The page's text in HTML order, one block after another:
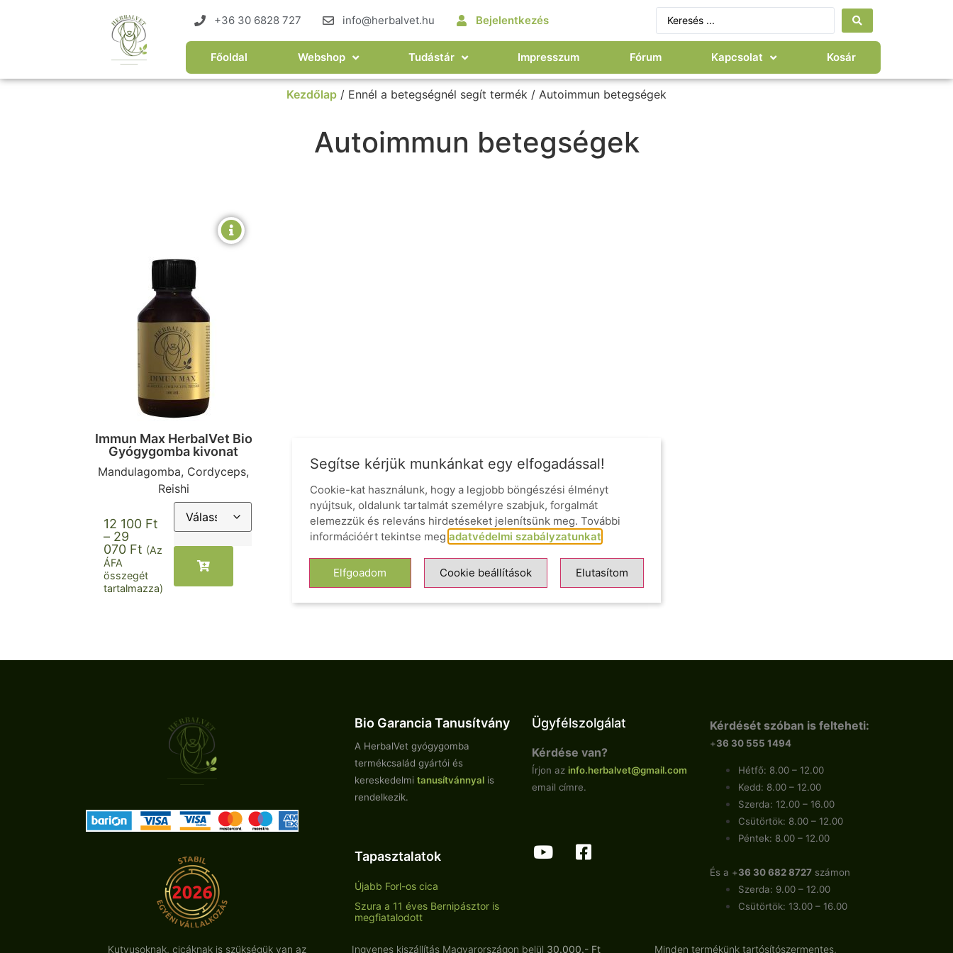
+36 30 6828 727 info@herbalvet.hu Bejelentkezés
Főoldal Webshop Tudástár Impresszum Fórum Kapcsolat Kosár
Kezdőlap / Ennél a betegségnél segít termék / Autoimmun betegségek
Autoimmun betegségek
Immun Max HerbalVet Bio
Gyógygomba kivonat
Mandulagomba, Cordyceps,
Reishi
12 100 Ft
– 29
070 Ft (Az
ÁFA
összegét
tartalmazza)
Bio Garancia Tanusítvány
A HerbalVet gyógygomba
termékcsalád gyártói és
kereskedelmi tanusítvánnyalis
rendelkezik.
Tapasztalatok
Újabb Forl-os cica
Szura a 11 éves Bernipásztor is
megfiatalodott
Ügyfélszolgálat
Kérdése van?
Írjon az info.herbalvet@gmail.com
email címre.
Kérdését szóban is felteheti:
+36 30 555 1494
Hétfő: 8.00 – 12.00
Kedd: 8.00 – 12.00
Szerda: 12.00 – 16.00
Csütörtök: 8.00 – 12.00
Péntek: 8.00 – 12.00
És a +36 30 682 8727 számon
Szerda: 9.00 – 12.00
Csütörtök: 13.00 – 16.00
Kutyusoknak, cicáknak is szükségük van az Ingyenes kiszállítás Magyarországon belül 30.000.- Ft Minden termékünk tartósítószermentes,
Segítse kérjük munkánkat egy elfogadással!
Cookie-kat használunk, hogy a legjobb böngészési élményt
nyújtsuk, oldalunk tartalmát személyre szabjuk, forgalmát
elemezzük és releváns hirdetéseket jelenítsünk meg. További
információért tekintse meg adatvédelmi szabályzatunkat
Elfgoadom Cookie beállítások Elutasítom